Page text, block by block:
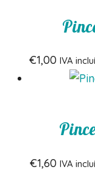
€1,00 IVA
€1,60 IVA